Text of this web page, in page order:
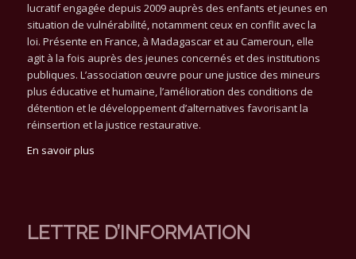
lucratif engagée depuis 2009 auprès des enfants et jeunes en
situation de vulnérabilité, notamment ceux en conflit avec la
loi. Présente en France, à Madagascar et au Cameroun, elle
agit à la fois auprès des jeunes concernés et des institutions
publiques. L’association œuvre pour une justice des mineurs
plus éducative et humaine, l’amélioration des conditions de
détention et le développement d’alternatives favorisant la
réinsertion et la justice restaurative.
En savoir plus
LETTRE D’INFORMATION